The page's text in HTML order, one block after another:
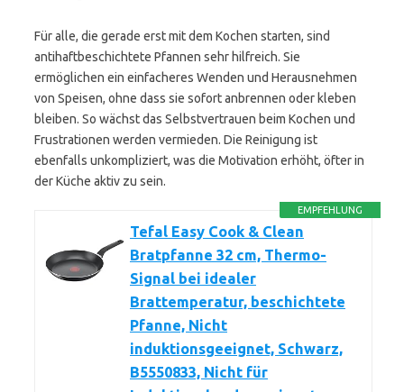
Für alle, die gerade erst mit dem Kochen starten, sind
antihaftbeschichtete Pfannen sehr hilfreich. Sie
ermöglichen ein einfacheres Wenden und Herausnehmen
von Speisen, ohne dass sie sofort anbrennen oder kleben
bleiben. So wächst das Selbstvertrauen beim Kochen und
Frustrationen werden vermieden. Die Reinigung ist
ebenfalls unkompliziert, was die Motivation erhöht, öfter in
der Küche aktiv zu sein.
EMPFEHLUNG
Tefal Easy Cook & Clean
Bratpfanne 32 cm, Thermo-
Signal bei idealer
Brattemperatur, beschichtete
Pfanne, Nicht
induktionsgeeignet, Schwarz,
B5550833, Nicht für